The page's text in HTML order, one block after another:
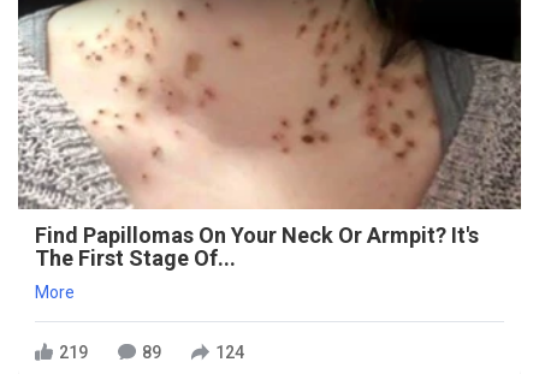
Find Papillomas On Your Neck Or Armpit? It's
The First Stage Of...
More
219 89 124